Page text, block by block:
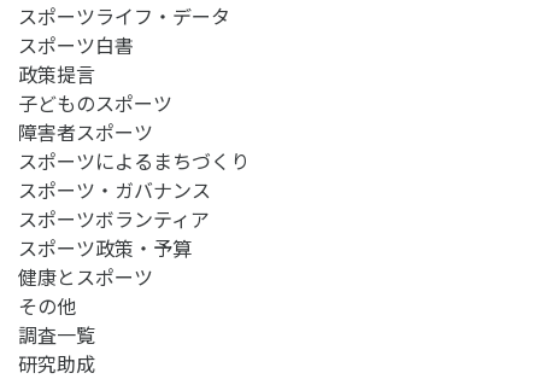
スポーツライフ・データ
スポーツ白書
政策提言
子どものスポーツ
障害者スポーツ
スポーツによるまちづくり
スポーツ・ガバナンス
スポーツボランティア
スポーツ政策・予算
健康とスポーツ
その他
調査一覧
研究助成